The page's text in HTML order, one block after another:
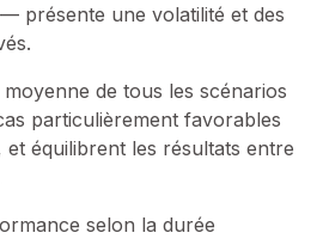
présente une volatilité et des
de tous les scénarios
particulièrement favorables
et équilibrent les résultats entre
selon la durée